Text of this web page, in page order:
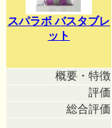
スパラボ バスタブレ
ット
概要・特徴
評価
総合評価